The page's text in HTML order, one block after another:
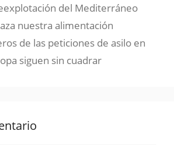
del Mediterráneo
nuestra alimentación
de las peticiones de asilo en
siguen sin cuadrar